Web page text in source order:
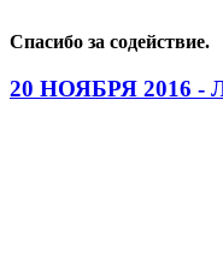
Спасибо за содействие.
20 НОЯБРЯ 2016 -